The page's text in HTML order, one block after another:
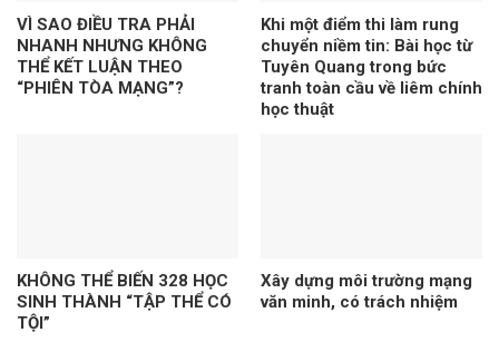
VÌ SAO ĐIỀU TRA PHẢI
NHANH NHƯNG KHÔNG
THỂ KẾT LUẬN THEO
“PHIÊN TÒA MẠNG”?
Khi một điểm thi làm rung
chuyển niềm tin: Bài học từ
Tuyên Quang trong bức
tranh toàn cầu về liêm chính
học thuật
KHÔNG THỂ BIẾN 328 HỌC
SINH THÀNH “TẬP THỂ CÓ
TỘI”
Xây dựng môi trường mạng
văn minh, có trách nhiệm